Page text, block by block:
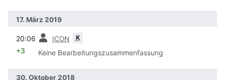
17. März 2019
20:06 ICON K
+3 Keine Bearbeitungszusammenfassung
30. Oktober 2018